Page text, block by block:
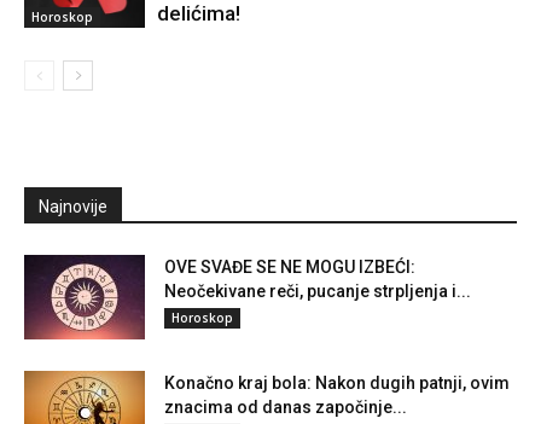
Horoskop
delićima!
Najnovije
OVE SVAĐE SE NE MOGU IZBEĆI:
Neočekivane reči, pucanje strpljenja i...
Horoskop
Konačno kraj bola: Nakon dugih patnji, ovim
znacima od danas započinje...